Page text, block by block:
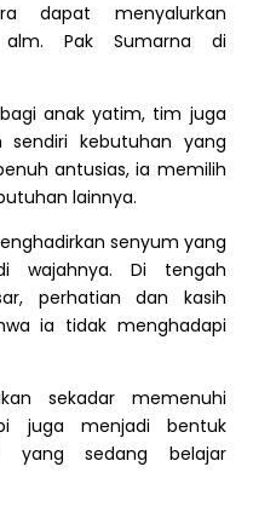
dapat menyalurkan
Pak Sumarna di
anak yatim, tim juga
kebutuhan yang
antusias, ia memilih
lainnya.
senyum yang
wajahnya. Di tengah
perhatian dan kasih
ia tidak menghadapi
sekadar memenuhi
juga menjadi bentuk
yang sedang belajar